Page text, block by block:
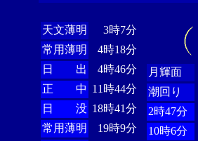
天文薄明
3時7分
常用薄明
4時18分
日 出
4時46分
正 中 11時44分
日 没 18時41分
常用薄明
19時9分
月輝面
潮回り
2時47分
10時6分